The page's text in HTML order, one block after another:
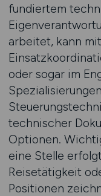
fundiertem
arbeitet, kann
oder sogar im
technischer
Optionen.
eine Stelle
Reisetätigkeit
Positionen